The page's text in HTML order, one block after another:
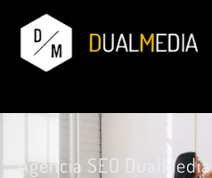
Agencia SEO DualMedia